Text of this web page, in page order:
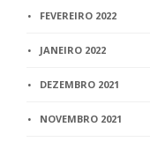
FEVEREIRO 2022
JANEIRO 2022
DEZEMBRO 2021
NOVEMBRO 2021